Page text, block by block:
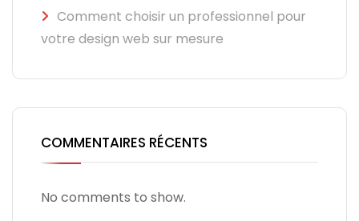
Comment choisir un professionnel pour
votre design web sur mesure
COMMENTAIRES RÉCENTS
No comments to show.